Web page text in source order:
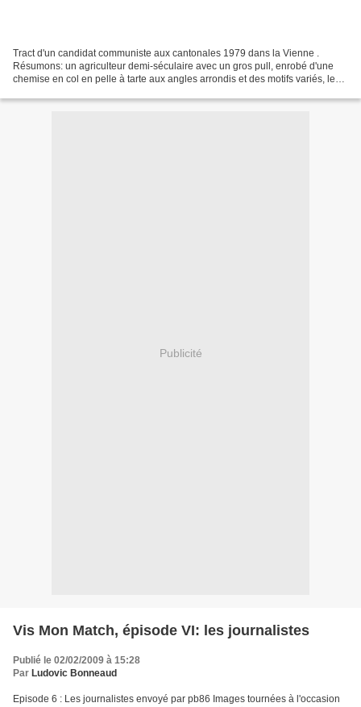
Tract d'un candidat communiste aux cantonales 1979 dans la Vienne .
Résumons: un agriculteur demi-séculaire avec un gros pull, enrobé d'une
chemise en col en pelle à tarte aux angles arrondis et des motifs variés, les
Publicité
Vis Mon Match, épisode VI: les journalistes
Publié le 02/02/2009 à 15:28
Par Ludovic Bonneaud
Episode 6 : Les journalistes envoyé par pb86 Images tournées à l'occasion